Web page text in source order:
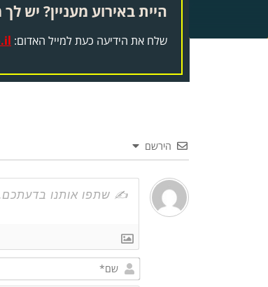
היית באירוע מעניין? יש
שלח את הידיעה כעת למייל האדום:
הירשם